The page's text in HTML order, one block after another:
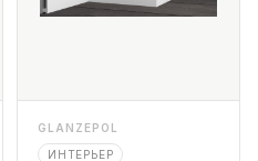
GLANZEPOL
ИНТЕРЬЕР